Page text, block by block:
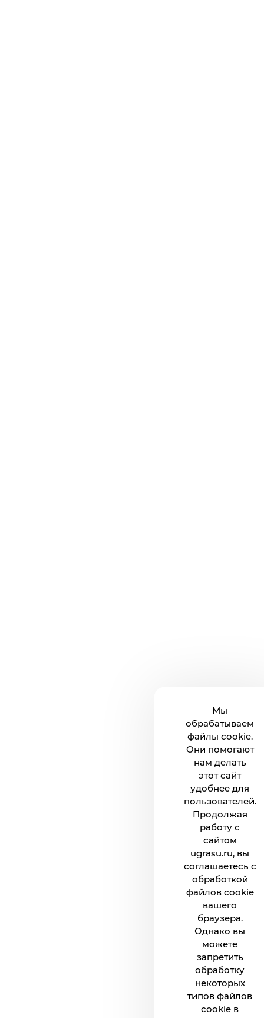
Мы
обрабатываем
файлы cookie.
Они помогают
нам делать
этот сайт
удобнее для
пользователей.
Продолжая
работу с
сайтом
ugrasu.ru, вы
соглашаетесь с
обработкой
файлов cookie
вашего
браузера.
Однако вы
можете
запретить
обработку
некоторых
типов файлов
cookie в